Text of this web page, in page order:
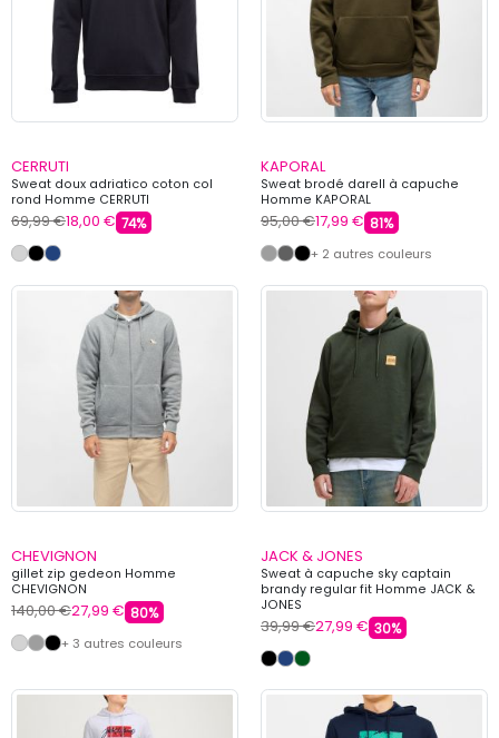
CERRUTI
Sweat doux adriatico coton col
rond Homme CERRUTI
69,99 €18,00 € 74%
KAPORAL
Sweat brodé darell à capuche
Homme KAPORAL
95,00 €17,99 € 81%
+ 2 autres couleurs
CHEVIGNON
gillet zip gedeon Homme
CHEVIGNON
140,00 €27,99 € 80%
+ 3 autres couleurs
JACK & JONES
Sweat à capuche sky captain
brandy regular fit Homme JACK &
JONES
39,99 €27,99 € 30%